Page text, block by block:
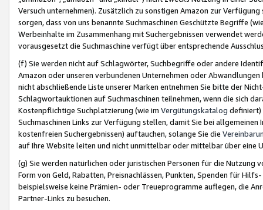
Versuch unternehmen). Zusätzlich zu sonstigen Amazon zur
sorgen, dass von uns benannte Suchmaschinen Geschützte Begriffe
Werbeinhalte im Zusammenhang mit Suchergebnissen verwendet
vorausgesetzt die Suchmaschine verfügt über entsprechende
(f) Sie werden nicht auf Schlagwörter, Suchbegriffe oder andere
Amazon oder unseren verbundenen Unternehmen oder
nicht abschließende Liste unserer Marken entnehmen Sie bitte der
Schlagwortauktionen auf Suchmaschinen teilnehmen, wenn die sich
Kostenpflichtige Suchplatzierung (wie im Vergütungskatalog definiert)
Suchmaschinen Links zur Verfügung stellen, damit Sie bei
kostenfreien Suchergebnissen) auftauchen, solange Sie die
auf Ihre Website leiten und nicht unmittelbar oder mittelbar über eine
(g) Sie werden natürlichen oder juristischen Personen für die Nutzung
Form von Geld, Rabatten, Preisnachlässen, Punkten, Spenden für
beispielsweise keine Prämien- oder Treueprogramme auflegen, die
Partner-Links zu besuchen.